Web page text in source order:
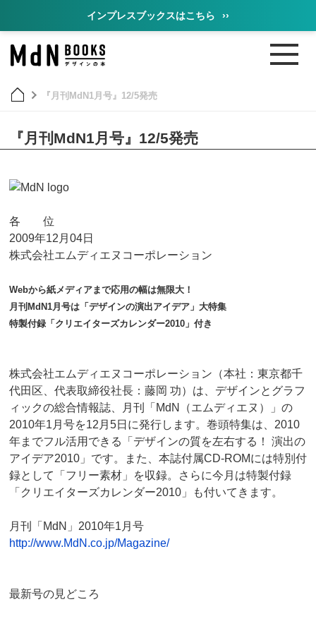
インプレスブックスはこちら ››
『月刊MdN1月号』12/5発売
『月刊MdN1月号』12/5発売
各 位
2009年12月04日
株式会社エムディエヌコーポレーション
Webから紙メディアまで応用の幅は無限大！
月刊MdN1月号は「デザインの演出アイデア」大特集
特製付録「クリエイターズカレンダー2010」付き
株式会社エムディエヌコーポレーション（本社：東京都千
代田区、代表取締役社長：藤岡 功）は、デザインとグラフ
ィックの総合情報誌、月刊「MdN（エムディエヌ）」の
2010年1月号を12月5日に発行します。巻頭特集は、2010
年までフル活用できる「デザインの質を左右する！ 演出の
アイデア2010」です。また、本誌付属CD-ROMには特別付
録として「フリー素材」を収録。さらに今月は特製付録
「クリエイターズカレンダー2010」も付いてきます。
月刊「MdN」2010年1月号
http://www.MdN.co.jp/Magazine/
最新号の見どころ